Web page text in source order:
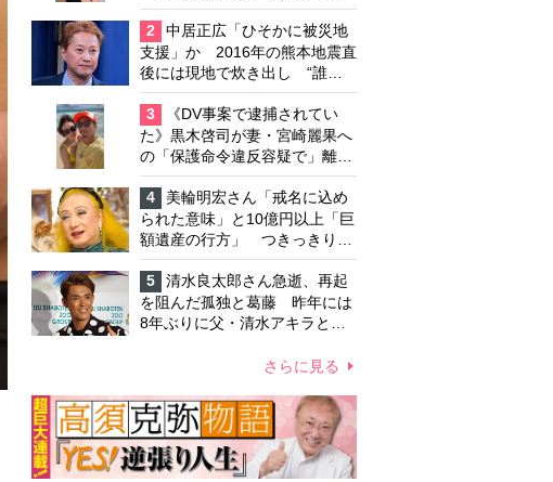
逮捕で始まる「夫婦の闘争」
2
中居正広「ひそかに被災地
支援」か 2016年の熊本地震直
後には現地で炊き出し “誰に
も知られなくて良い”と、むし
ろ強まる福祉活動への思い
3
《DV事案で逮捕されてい
た》黒木啓司が妻・宮崎麗果へ
の「保護命令違反容疑で」離婚
協議は「第二ステージ」へ
4
美輪明宏さん「戒名に込め
られた意味」と10億円以上「巨
額遺産の行方」 つきっきりで
私生活をサポートしていた元俳
優が相続か
5
清水良太郎さん急逝、再起
を阻んだ孤独と葛藤 昨年には
8年ぶりに父・清水アキラと共
ていたが…周囲が懸念していた
さらに見る